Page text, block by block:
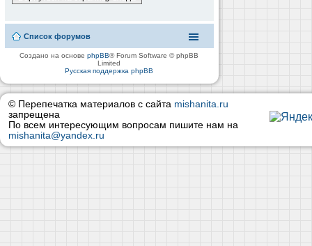
Список форумов
Создано на основеphpBB® Forum Software © phpBB
Limited
Русская поддержка phpBB
© Перепечатка материалов с сайта mishanita.ru
запрещена
По всем интересующим вопросам пишите нам на
mishanita@yandex.ru